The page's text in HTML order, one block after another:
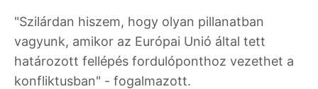
"Szilárdan hiszem, hogy olyan pillanatban
vagyunk, amikor az Európai Unió által tett
határozott fellépés fordulóponthoz vezethet a
konfliktusban" - fogalmazott.